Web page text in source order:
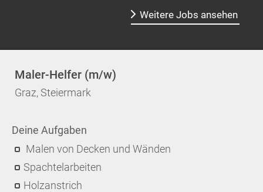
Weitere Jobs ansehen
Maler-Helfer (m/w)
Graz, Steiermark
Deine Aufgaben
Malen von Decken und Wänden
Spachtelarbeiten
Holzanstrich